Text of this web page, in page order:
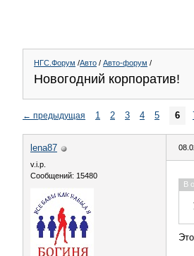
НГС.Форум /Авто / Авто-форум /
Новогодний корпоратив!
← предыдущая 1 2 3 4 5 6
lena87
v.i.p.
Сообщений: 15480
В